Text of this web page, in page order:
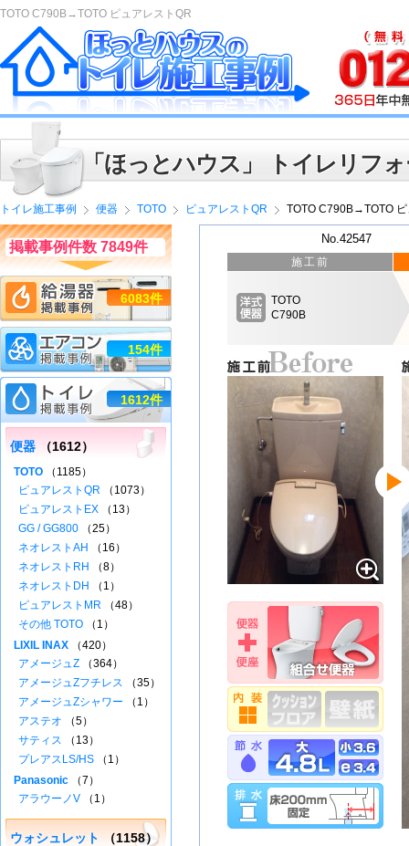
TOTO C790B→TOTO ピュアレストQR
「ほっとハウス」 トイレリフ
トイレ施工事例 便器 TOTO ピュアレストQR TOTO C790B→TOTO
No.42547
施工前
TOTO
C790B
掲載事例件数 7849件
6083件
154件
1612件
便器 （1612）
TOTO （1185）
ピュアレストQR （1073）
ピュアレストEX （13）
GG / GG800 （25）
ネオレストAH
（16）
ネオレストRH
（8）
ネオレストDH
（1）
ピュアレストMR （48）
その他 TOTO （1）
LIXIL INAX （420）
アメージュZ （364）
アメージュZフチレス （35）
アメージュZシャワー （1）
アステオ （5）
サティス （13）
プレアスLS/HS （1）
Panasonic （7）
アラウーノV （1）
ウォシュレット （1158）